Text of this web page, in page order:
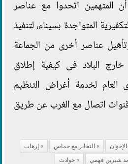
المتهمين اتحدوا مع عناصر
المتواجدة بسيناء، لتنفيذ
عناصر أخرى من الجماعة
خارج البلاد فى كيفية إطلاق
العام لخدمة أغراض التنظيم
اتصال مع الغرب عن طريق
التخابر مع حماس
إرهاب
شيرين فهمي حوادث